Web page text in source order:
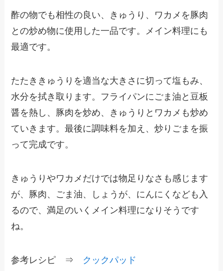
酢の物でも相性の良い、きゅうり、ワカメを豚肉
との炒め物に使用した一品です。メイン料理にも
最適です。
たたききゅうりを適当な大きさに切って塩もみ、
水分を拭き取ります。フライパンにごま油と豆板
醤を熱し、豚肉を炒め、きゅうりとワカメも炒め
ていきます。最後に調味料を加え、炒りごまを振
って完成です。
きゅうりやワカメだけでは物足りなさも感じます
が、豚肉、ごま油、しょうが、にんにくなども入
るので、満足のいくメイン料理になりそうです
ね。
参考レシピ ⇒ クックパッド